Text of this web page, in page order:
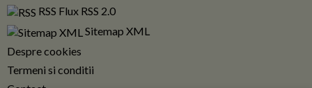
RSS Flux RSS 2.0
Sitemap XML
Despre cookies
Termeni si conditii